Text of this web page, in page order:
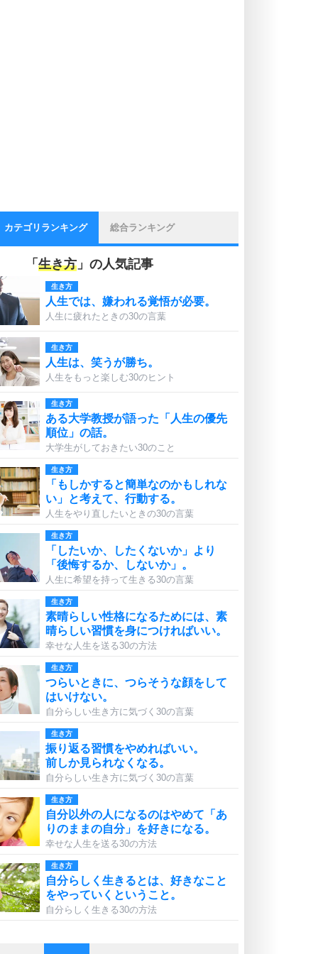
カテゴリランキング 総合ランキング
「 生き方 」の人気記事
生き方
人生では、嫌われる覚悟が必要。
人生に疲れたときの30の言葉
生き方
人生は、笑うが勝ち。
人生をもっと楽しむ30のヒント
生き方
ある大学教授が語った「人生の優先
順位」の話。
大学生がしておきたい30のこと
生き方
「もしかすると簡単なのかもしれな
い」と考えて、行動する。
人生をやり直したいときの30の言葉
生き方
「したいか、したくないか」より
「後悔するか、しないか」。
人生に希望を持って生きる30の言葉
生き方
素晴らしい性格になるためには、素
晴らしい習慣を身につければいい。
幸せな人生を送る30の方法
生き方
つらいときに、つらそうな顔をして
はいけない。
自分らしい生き方に気づく30の言葉
生き方
振り返る習慣をやめればいい。
前しか見られなくなる。
自分らしい生き方に気づく30の言葉
生き方
自分以外の人になるのはやめて「あ
りのままの自分」を好きになる。
幸せな人生を送る30の方法
生き方
自分らしく生きるとは、好きなこと
をやっていくということ。
自分らしく生きる30の方法